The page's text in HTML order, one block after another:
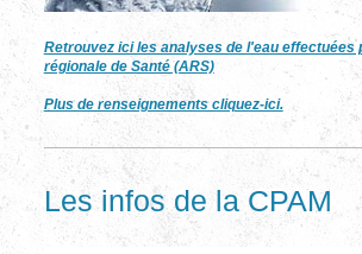
Retrouvez ici les analyses de l'eau effectuées
régionale de Santé (ARS)
Plus de renseignements cliquez-ici.
Les infos de la CPAM